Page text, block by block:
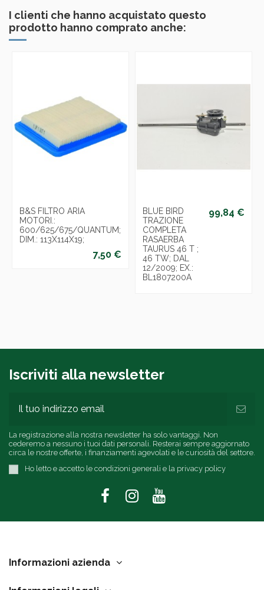
I clienti che hanno acquistato questo
prodotto hanno comprato anche:
B&S FILTRO ARIA
MOTORI.:
600/625/675/QUANTUM;
DIM.: 113X114X19;
7,50 €
BLUE BIRD
TRAZIONE
COMPLETA
RASAERBA
TAURUS 46 T ;
46 TW; DAL
12/2009; EX.:
BL1807200A
99,84 €
Iscriviti alla newsletter
La registrazione alla nostra newsletter ha solo vantaggi. Non
cederemo a nessuno i tuoi dati personali. Resterai sempre aggiornato
circa le nostre offerte, i finanziamenti agevolati e le curiosità del settore.
Ho letto e accetto le condizioni generali e la privacy policy
Informazioni azienda